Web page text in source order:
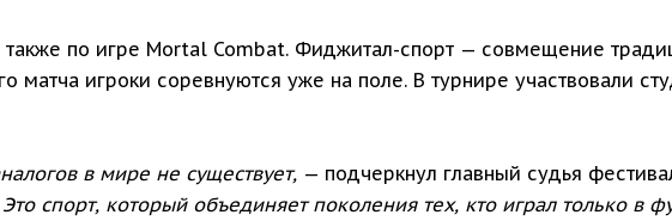
по игре Mortal Combat. Фиджитал-спорт — совмещение
матча игроки соревнуются уже на поле. В турнире участвовали
в мире не существует, — подчеркнул главный судья
Это спорт, который объединяет поколения тех, кто играл только в